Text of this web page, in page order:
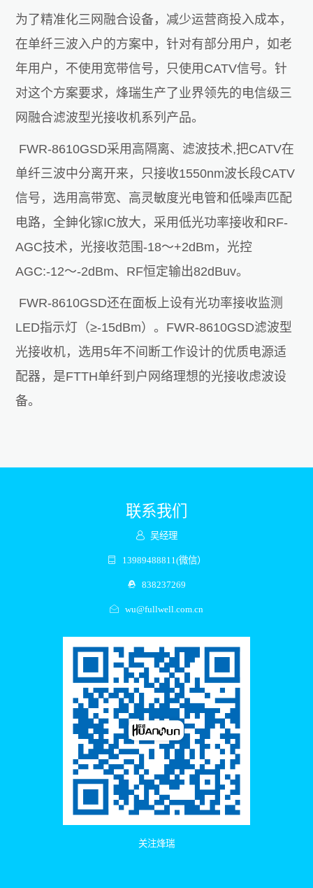
为了精准化三网融合设备，减少运营商投入成本，
在单纤三波入户的方案中，针对有部分用户，如老
年用户，不使用宽带信号，只使用CATV信号。针
对这个方案要求，烽瑞生产了业界领先的电信级三
网融合滤波型光接收机系列产品。
FWR-8610GSD采用高隔离、滤波技术,把CATV在
单纤三波中分离开来，只接收1550nm波长段CATV
信号，选用高带宽、高灵敏度光电管和低噪声匹配
电路，全鉮化镓IC放大，采用低光功率接收和RF-
AGC技术，光接收范围-18～+2dBm，光控
AGC:-12～-2dBm、RF恒定输出82dBuv。
FWR-8610GSD还在面板上设有光功率接收监测
LED指示灯（≥-15dBm）。FWR-8610GSD滤波型
光接收机，选用5年不间断工作设计的优质电源适
配器，是FTTH单纤到户网络理想的光接收虑波设
备。
联系我们
吴经理
13989488811(微信）
838237269
wu@fullwell.com.cn
关注烽瑞